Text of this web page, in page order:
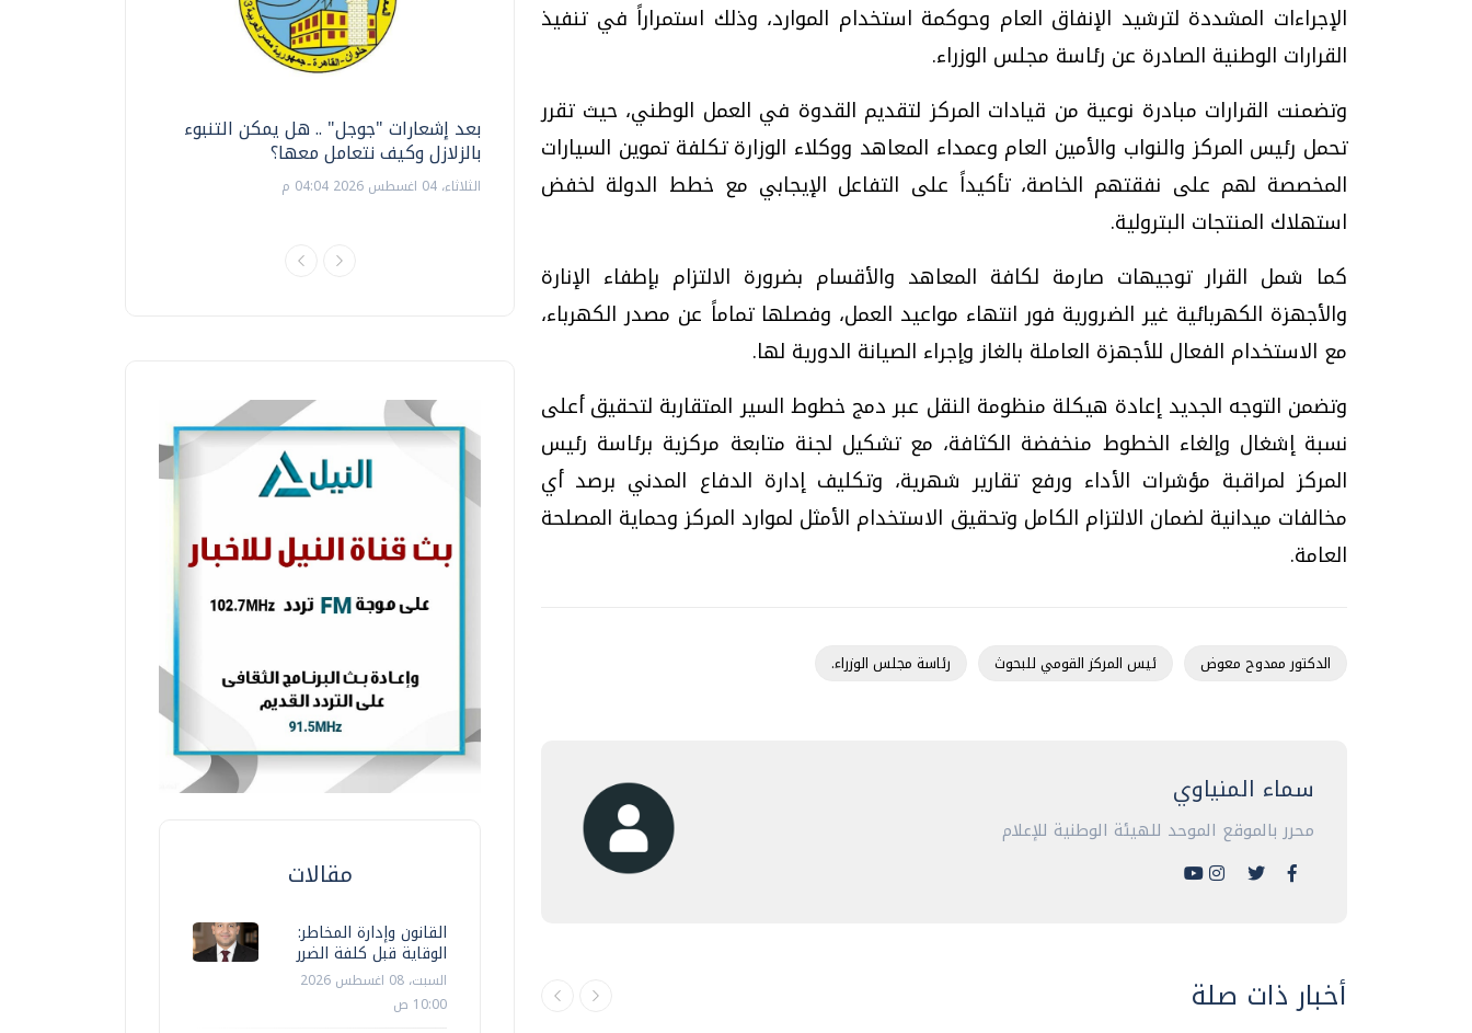
الإجراءات المشددة لترشيد الإنفاق العام وحوكمة استخدام الموارد، وذلك استمراراً في تنفيذ
القرارات الوطنية الصادرة عن رئاسة مجلس الوزراء.
وتضمنت القرارات مبادرة نوعية من قيادات المركز لتقديم القدوة في العمل الوطني، حيث تقرر
تحمل رئيس المركز والنواب والأمين العام وعمداء المعاهد ووكلاء الوزارة تكلفة تموين السيارات
المخصصة لهم على نفقتهم الخاصة، تأكيداً على التفاعل الإيجابي مع خطط الدولة لخفض
استهلاك المنتجات البترولية.
كما شمل القرار توجيهات صارمة لكافة المعاهد والأقسام بضرورة الالتزام بإطفاء الإنارة
والأجهزة الكهربائية غير الضرورية فور انتهاء مواعيد العمل، وفصلها تماماً عن مصدر الكهرباء،
مع الاستخدام الفعال للأجهزة العاملة بالغاز وإجراء الصيانة الدورية لها.
وتضمن التوجه الجديد إعادة هيكلة منظومة النقل عبر دمج خطوط السير المتقاربة لتحقيق أعلى
نسبة إشغال وإلغاء الخطوط منخفضة الكثافة، مع تشكيل لجنة متابعة مركزية برئاسة رئيس
المركز لمراقبة مؤشرات الأداء ورفع تقارير شهرية، وتكليف إدارة الدفاع المدني برصد أي
مخالفات ميدانية لضمان الالتزام الكامل وتحقيق الاستخدام الأمثل لموارد المركز وحماية المصلحة
العامة.
الدكتور ممدوح معوض ئيس المركز القومي للبحوث رئاسة مجلس الوزراء.
سماء المنياوي
محرر بالموقع الموحد للهيئة الوطنية للإعلام
أخبار ذات صلة
بعد إشعارات "جوجل" .. هل يمكن التنبوء
بالزلازل وكيف نتعامل معها؟
الثلاثاء، 04 اغسطس 2026 04:04 م
دليلك للتنسيق الجامعي .. تساؤلات
وإجابات
السبت، 01 اغسطس 2026 10:25 ص
فيديو.. الإعلام الرقمي.. تقنيات واعدة
وتحديات هائلة
الخميس، 30 يوليو 2026 01:09 م
موجات الطقس الساخنة.. لماذا تحدث وكيف
مقالات
القانون وإدارة المخاطر:
الوقاية قبل كلفة الضرر
السبت، 08 اغسطس 2026
10:00 ص